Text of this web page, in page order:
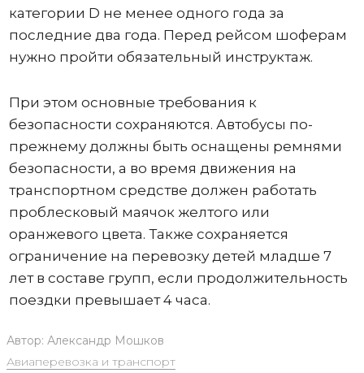
категории D не менее одного года за
последние два года. Перед рейсом шоферам
нужно пройти обязательный инструктаж.
При этом основные требования к
безопасности сохраняются. Автобусы по-
прежнему должны быть оснащены ремнями
безопасности, а во время движения на
транспортном средстве должен работать
проблесковый маячок желтого или
оранжевого цвета. Также сохраняется
ограничение на перевозку детей младше 7
лет в составе групп, если продолжительность
поездки превышает 4 часа.
Автор: Александр Мошков
Авиаперевозка и транспорт